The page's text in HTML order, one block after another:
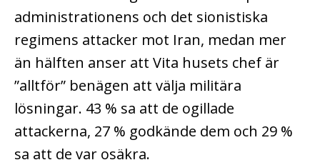
administrationens och det sionistiska
regimens attacker mot Iran, medan mer
än hälften anser att Vita husets chef är
”alltför” benägen att välja militära
lösningar. 43 % sa att de ogillade
attackerna, 27 % godkände dem och 29 %
sa att de var osäkra.